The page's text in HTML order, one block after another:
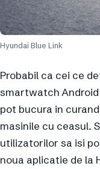
Hyundai Blue Link
Probabil ca cei ce
smartwatch
pot bucura in
masinile cu ceasul.
utilizatorilor sa isi
noua aplicatie de la